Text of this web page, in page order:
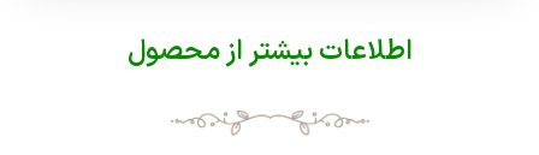
اطلاعات بیشتر از محصول